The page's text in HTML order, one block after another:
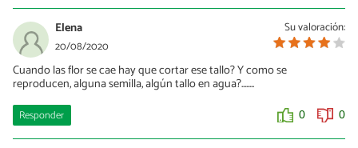
Su valoración:
Elena
20/08/2020
Cuando las flor se cae hay que cortar ese tallo? Y como se
reproducen, alguna semilla, algún tallo en agua?........
Responder 0 0